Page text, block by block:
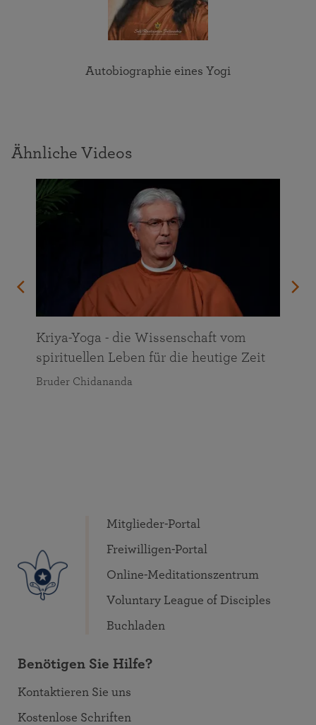
Autobiographie eines Yogi
Ähnliche Videos
Kriya-Yoga - die Wissenschaft vom
spirituellen Leben für die heutige Zeit
Bruder Chidananda
Mitglieder-Portal
Freiwilligen-Portal
Online-Meditationszentrum
Voluntary League of Disciples
Buchladen
Benötigen Sie Hilfe?
Kontaktieren Sie uns
Kostenlose Schriften